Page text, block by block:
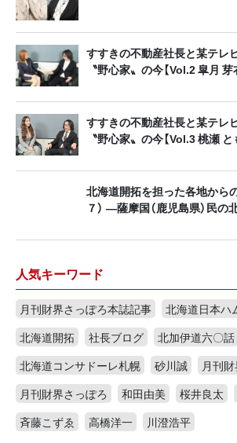
すすきの不動産社長と某テレ
〝野心家〟の今【Vol.2 皐月 芽
すすきの不動産社長と某テレ
〝野心家〟の今【Vol.3 桃瀬 と
北海道開拓を担った各地から
７） ―薩摩国（鹿児島県）民の
人気キーワード
月刊財界さっぽろ本誌記事
北海道日本ハ
北海道開拓
社長ブログ
北加伊道六〇話
北海道コンサドーレ札幌
砂川誠
月刊
月刊財界さっぽろ
和田由美 桜井良太
斉藤こずゑ
高橋洋一 川澄浩平